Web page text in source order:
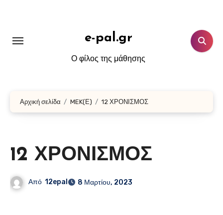
e-pal.gr
Ο φίλος της μάθησης
Αρχική σελίδα MEK(Ε) 12 ΧΡΟΝΙΣΜΟΣ
12 ΧΡΟΝΙΣΜΟΣ
Από 12epal 8 Μαρτίου, 2023